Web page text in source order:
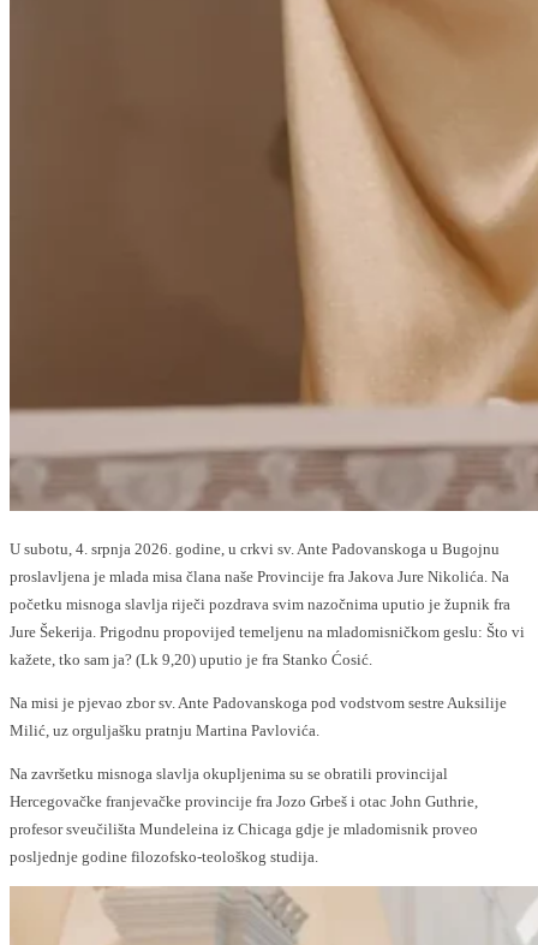
U subotu, 4. srpnja 2026. godine, u crkvi sv. Ante Padovanskoga u Bugojnu
proslavljena je mlada misa člana naše Provincije fra Jakova Jure Nikolića. Na
početku misnoga slavlja riječi pozdrava svim nazočnima uputio je župnik fra
Jure Šekerija. Prigodnu propovijed temeljenu na mladomisničkom geslu: Što vi
kažete, tko sam ja? (Lk 9,20) uputio je fra Stanko Ćosić.
Na misi je pjevao zbor sv. Ante Padovanskoga pod vodstvom sestre Auksilije
Milić, uz orguljašku pratnju Martina Pavlovića.
Na završetku misnoga slavlja okupljenima su se obratili provincijal
Hercegovačke franjevačke provincije fra Jozo Grbeš i otac John Guthrie,
profesor sveučilišta Mundeleina iz Chicaga gdje je mladomisnik proveo
posljednje godine filozofsko-teološkog studija.